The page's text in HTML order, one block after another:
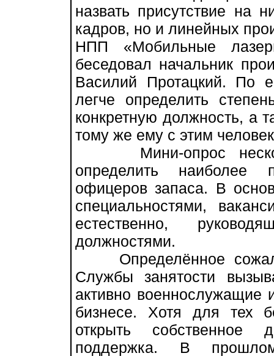
назвать присутствие на
кадров, но и линейных
НПП «Мобильные
беседовал начальник
Василий Протацкий. По
легче определить
конкретную должность, а
тому же ему с этим
Мини-опрос
определить наиболее
офицеров запаса. В
специальностями,
естественно,
должностями.
Определённое
Службы занятости
активно военнослужащие
бизнесе. Хотя для тех
открыть собственное
поддержка. В